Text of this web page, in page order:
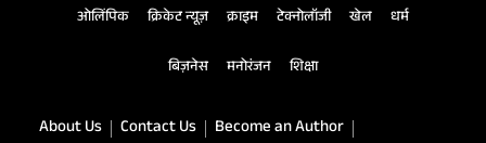
ओलिंपिक क्रिकेट न्यूज़ क्राइम टेक्नोलॉजी खेल धर्म
बिज़नेस मनोरंजन शिक्षा
About Us Contact Us
Become an Author